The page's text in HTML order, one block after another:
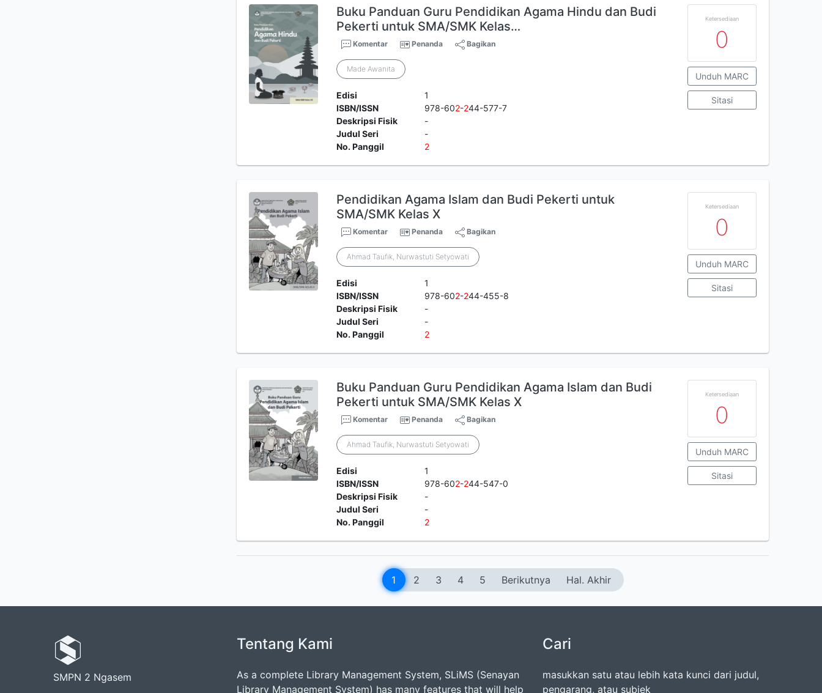
Buku Panduan Guru Pendidikan Agama Hindu dan Budi
Pekerti untuk SMA/SMK Kelas…
Komentar Penanda Bagikan
Made Awanita
Edisi
1
ISBN/ISSN
978-602-244-577-7
Deskripsi Fisik
-
Judul Seri
-
No. Panggil
2
Ketersediaan
0
Unduh MARC
Sitasi
Pendidikan Agama Islam dan Budi Pekerti untuk
SMA/SMK Kelas X
Komentar Penanda Bagikan
Ahmad Taufik, Nurwastuti Setyowati
Edisi
1
ISBN/ISSN
978-602-244-455-8
Deskripsi Fisik
-
Judul Seri
-
No. Panggil
2
Ketersediaan
0
Unduh MARC
Sitasi
Buku Panduan Guru Pendidikan Agama Islam dan Budi
Pekerti untuk SMA/SMK Kelas X
Komentar Penanda Bagikan
Ahmad Taufik, Nurwastuti Setyowati
Edisi
1
ISBN/ISSN
978-602-244-547-0
Deskripsi Fisik
-
Judul Seri
-
No. Panggil
2
Ketersediaan
0
Unduh MARC
Sitasi
1 2 3 4 5 Berikutnya Hal. Akhir
SMPN 2 Ngasem
Tentang Kami
As a complete Library Management System, SLiMS (Senayan
Library Management System) has many features that will help
Cari
masukkan satu atau lebih kata kunci dari judul,
pengarang, atau subjek